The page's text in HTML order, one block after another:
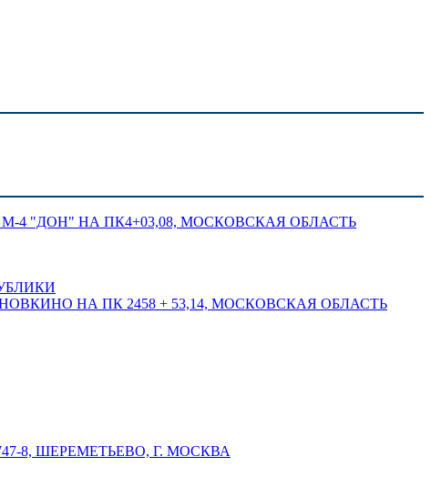
4 "ДОН" НА ПК4+03,08, МОСКОВСКАЯ ОБЛАСТЬ
НА ПК 2458 + 53,14, МОСКОВСКАЯ ОБЛАСТЬ
8, ШЕРЕМЕТЬЕВО, Г. МОСКВА